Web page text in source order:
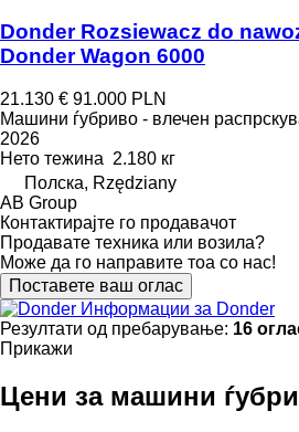
Donder Rozsiewacz do
Donder Wagon 6000
21.130 € 91.000 PLN
Машини ѓубриво - влечен
2026
Нето тежина 2.180 кг
Полска, Rzędziany
AB Group
Контактирајте го продавачот
Продавате техника или возила?
Може да го направите тоа со нас!
Поставете ваш оглас
Информации за Donder
Резултати од пребарување: 16
Прикажи
Цени за машини